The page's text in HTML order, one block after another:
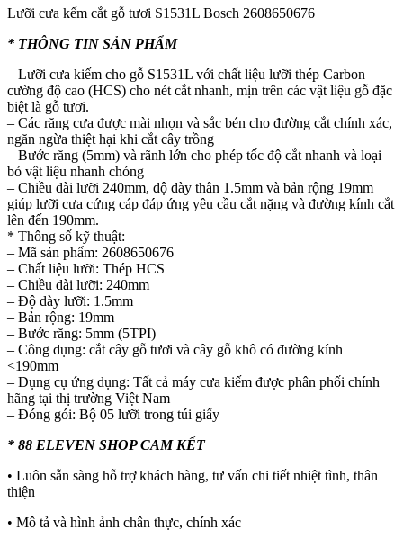
Lưỡi cưa kếm cắt gỗ tươi S1531L Bosch 2608650676
* THÔNG TIN SẢN PHẨM
– Lưỡi cưa kiếm cho gỗ S1531L với chất liệu lưỡi thép Carbon
cường độ cao (HCS) cho nét cắt nhanh, mịn trên các vật liệu gỗ đặc
biệt là gỗ tươi.
– Các răng cưa được mài nhọn và sắc bén cho đường cắt chính xác,
ngăn ngừa thiệt hại khi cắt cây trồng
– Bước răng (5mm) và rãnh lớn cho phép tốc độ cắt nhanh và loại
bỏ vật liệu nhanh chóng
– Chiều dài lưỡi 240mm, độ dày thân 1.5mm và bản rộng 19mm
giúp lưỡi cưa cứng cáp đáp ứng yêu cầu cắt nặng và đường kính cắt
lên đến 190mm.
* Thông số kỹ thuật:
– Mã sản phẩm: 2608650676
– Chất liệu lưỡi: Thép HCS
– Chiều dài lưỡi: 240mm
– Độ dày lưỡi: 1.5mm
– Bản rộng: 19mm
– Bước răng: 5mm (5TPI)
– Công dụng: cắt cây gỗ tươi và cây gỗ khô có đường kính
<190mm
– Dụng cụ ứng dụng: Tất cả máy cưa kiếm được phân phối chính
hãng tại thị trường Việt Nam
– Đóng gói: Bộ 05 lưỡi trong túi giấy
* 88 ELEVEN SHOP CAM KẾT
• Luôn sẵn sàng hỗ trợ khách hàng, tư vấn chi tiết nhiệt tình, thân
thiện
• Mô tả và hình ảnh chân thực, chính xác